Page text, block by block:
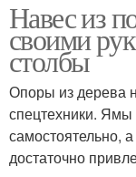
Навес из
своими
столбы
Опоры из дерева
спецтехники.
самостоятельно,
достаточно